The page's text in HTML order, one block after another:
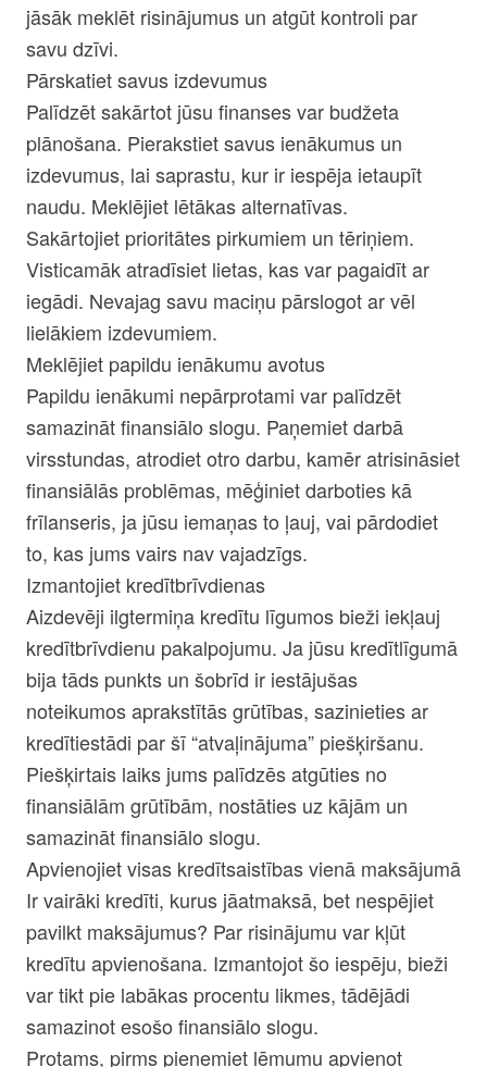
jāsāk meklēt risinājumus un atgūt kontroli par
savu dzīvi.
Pārskatiet savus izdevumus
Palīdzēt sakārtot jūsu finanses var budžeta
plānošana. Pierakstiet savus ienākumus un
izdevumus, lai saprastu, kur ir iespēja ietaupīt
naudu. Meklējiet lētākas alternatīvas.
Sakārtojiet prioritātes pirkumiem un tēriņiem.
Visticamāk atradīsiet lietas, kas var pagaidīt ar
iegādi. Nevajag savu maciņu pārslogot ar vēl
lielākiem izdevumiem.
Meklējiet papildu ienākumu avotus
Papildu ienākumi nepārprotami var palīdzēt
samazināt finansiālo slogu. Paņemiet darbā
virsstundas, atrodiet otro darbu, kamēr atrisināsiet
finansiālās problēmas, mēģiniet darboties kā
frīlanseris, ja jūsu iemaņas to ļauj, vai pārdodiet
to, kas jums vairs nav vajadzīgs.
Izmantojiet kredītbrīvdienas
Aizdevēji ilgtermiņa kredītu līgumos bieži iekļauj
kredītbrīvdienu pakalpojumu. Ja jūsu kredītlīgumā
bija tāds punkts un šobrīd ir iestājušas
noteikumos aprakstītās grūtības, sazinieties ar
kredītiestādi par šī “atvaļinājuma” piešķiršanu.
Piešķirtais laiks jums palīdzēs atgūties no
finansiālām grūtībām, nostāties uz kājām un
samazināt finansiālo slogu.
Apvienojiet visas kredītsaistības vienā maksājumā
Ir vairāki kredīti, kurus jāatmaksā, bet nespējiet
pavilkt maksājumus? Par risinājumu var kļūt
kredītu apvienošana. Izmantojot šo iespēju, bieži
var tikt pie labākas procentu likmes, tādējādi
samazinot esošo finansiālo slogu.
Protams, pirms pieņemiet lēmumu apvienot